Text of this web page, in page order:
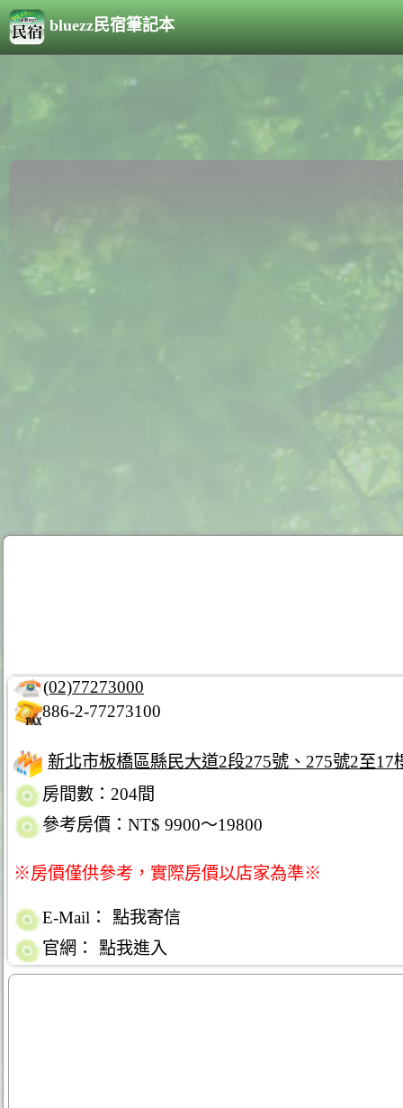
bluezz民宿筆記本
(02)77273000
886-2-77273100
新北市板橋區縣民大道2段275號、275號2至17
房間數：204間
參考房價：NT$ 9900～19800
※房價僅供參考，實際房價以店家為準※
E-Mail：
點我寄信
官網：
點我進入